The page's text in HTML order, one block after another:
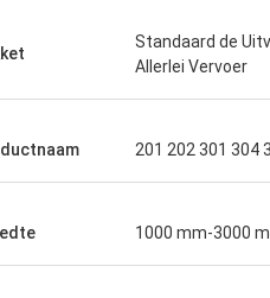
Standaard de
Allerlei Vervoer
201 202 301 304
1000 mm-3000